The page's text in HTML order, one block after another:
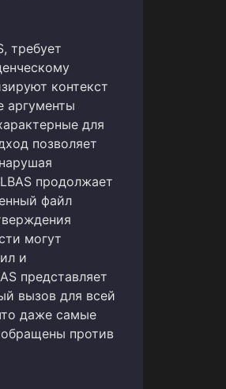
требует
контекст
аргументы
для
позволяет
продолжает
файл
могут
и
представляет
вызов для всей
даже самые
против